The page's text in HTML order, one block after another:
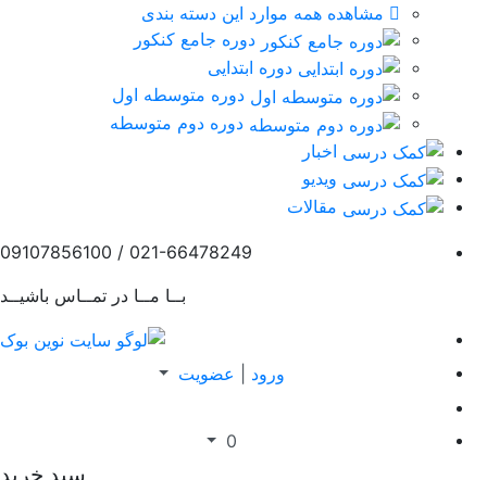
مشاهده همه موارد این دسته بندی
دوره جامع کنکور
دوره ابتدایی
دوره متوسطه اول
دوره دوم متوسطه
اخبار
ویدیو
مقالات
021-66478249 / 09107856100
بــا مــا در تمــاس باشیــد
ورود | عضویت